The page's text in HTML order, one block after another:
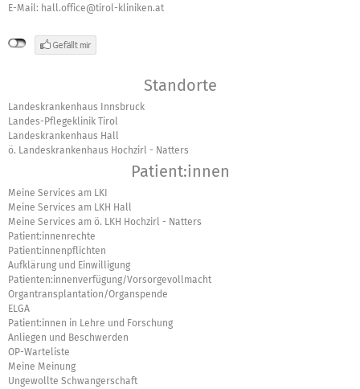
E-Mail: hall.office@tirol-kliniken.at
Standorte
Landeskrankenhaus Innsbruck
Landes-Pflegeklinik Tirol
Landeskrankenhaus Hall
ö. Landeskrankenhaus Hochzirl - Natters
Patient:innen
Meine Services am LKI
Meine Services am LKH Hall
Meine Services am ö. LKH Hochzirl - Natters
Patient:innenrechte
Patient:innenpflichten
Aufklärung und Einwilligung
Patienten:innenverfügung/Vorsorgevollmacht
Organtransplantation/Organspende
ELGA
Patient:innen in Lehre und Forschung
Anliegen und Beschwerden
OP-Warteliste
Meine Meinung
Ungewollte Schwangerschaft